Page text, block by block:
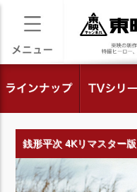
銭形平次 4Kリマスター版